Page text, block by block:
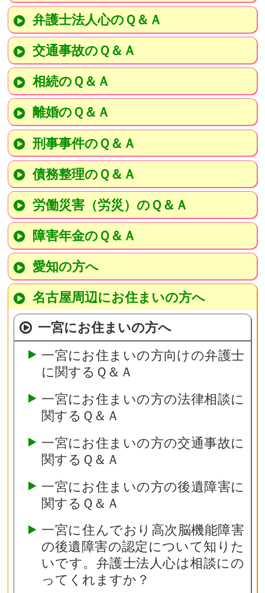
弁護士法人心のＱ＆Ａ
交通事故のＱ＆Ａ
相続のＱ＆Ａ
離婚のＱ＆Ａ
刑事事件のＱ＆Ａ
債務整理のＱ＆Ａ
労働災害（労災）のＱ＆Ａ
障害年金のＱ＆Ａ
愛知の方へ
名古屋周辺にお住まいの方へ
一宮にお住まいの方へ
一宮にお住まいの方向けの弁護士
に関するＱ＆Ａ
一宮にお住まいの方の法律相談に
関するＱ＆Ａ
一宮にお住まいの方の交通事故に
関するＱ＆Ａ
一宮にお住まいの方の後遺障害に
関するＱ＆Ａ
一宮に住んでおり高次脳機能障害
の後遺障害の認定について知りた
いです。弁護士法人心は相談にの
ってくれますか？